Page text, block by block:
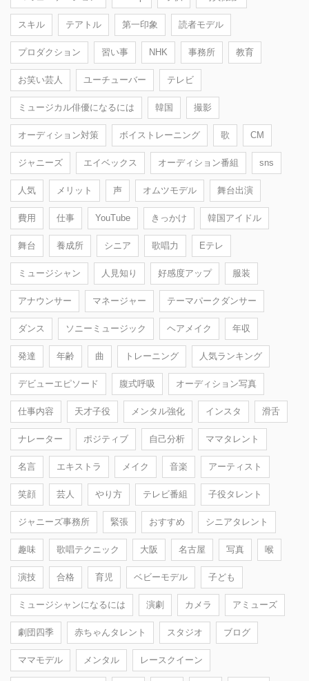
スキル テアトル 第一印象 読者モデル
プロダクション 習い事 NHK 事務所 教育
お笑い芸人 ユーチューバー テレビ
ミュージカル俳優になるには 韓国 撮影
オーディション対策 ボイストレーニング 歌 CM
ジャニーズ エイベックス オーディション番組 sns
人気 メリット 声 オムツモデル 舞台出演
費用 仕事 YouTube きっかけ 韓国アイドル
舞台 養成所 シニア 歌唱力 Eテレ
ミュージシャン 人見知り 好感度アップ 服装
アナウンサー マネージャー テーマパークダンサー
ダンス ソニーミュージック ヘアメイク 年収
発達 年齢 曲 トレーニング 人気ランキング
デビューエピソード 腹式呼吸 オーディション写真
仕事内容 天才子役 メンタル強化 インスタ 滑舌
ナレーター ポジティブ 自己分析 ママタレント
名言 エキストラ メイク 音楽 アーティスト
笑顔 芸人 やり方 テレビ番組 子役タレント
ジャニーズ事務所 緊張 おすすめ シニアタレント
趣味 歌唱テクニック 大阪 名古屋 写真 喉
演技 合格 育児 ベビーモデル 子ども
ミュージシャンになるには 演劇 カメラ アミューズ
劇団四季 赤ちゃんタレント スタジオ ブログ
ママモデル メンタル レースクイーン